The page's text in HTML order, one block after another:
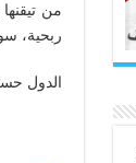
من
ربحية،
الدول